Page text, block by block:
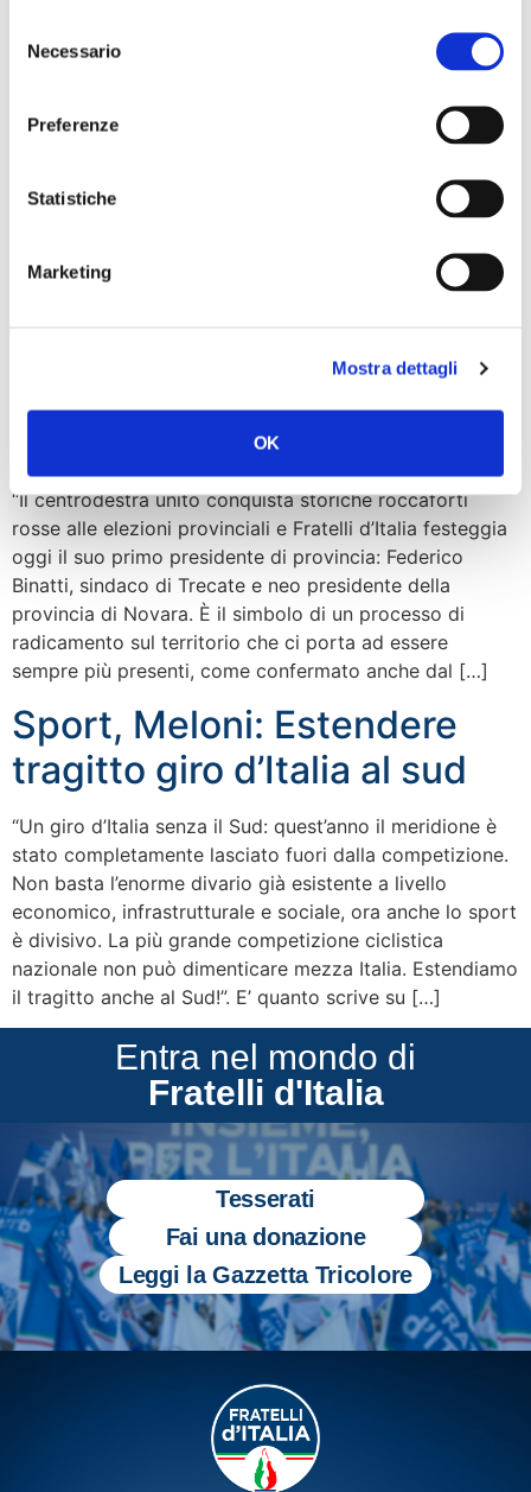
delNecessario
Preferenze
Statistiche
Marketing
Mostra dettagli
OK
conquista roccaforti rosse,
FdI festeggia a Novara
primo presidente provincia
“Il centrodestra unito conquista storiche roccaforti
rosse alle elezioni provinciali e Fratelli d’Italia festeggia
oggi il suo primo presidente di provincia: Federico
Binatti, sindaco di Trecate e neo presidente della
provincia di Novara. È il simbolo di un processo di
radicamento sul territorio che ci porta ad essere
sempre più presenti, come confermato anche dal […]
Sport, Meloni: Estendere
tragitto giro d’Italia al sud
“Un giro d’Italia senza il Sud: quest’anno il meridione è
stato completamente lasciato fuori dalla competizione.
Non basta l’enorme divario già esistente a livello
economico, infrastrutturale e sociale, ora anche lo sport
è divisivo. La più grande competizione ciclistica
nazionale non può dimenticare mezza Italia. Estendiamo
il tragitto anche al Sud!”. E’ quanto scrive su […]
Entra nel mondo di
Fratelli d'Italia
Tesserati
Fai una donazione
Leggi la Gazzetta Tricolore